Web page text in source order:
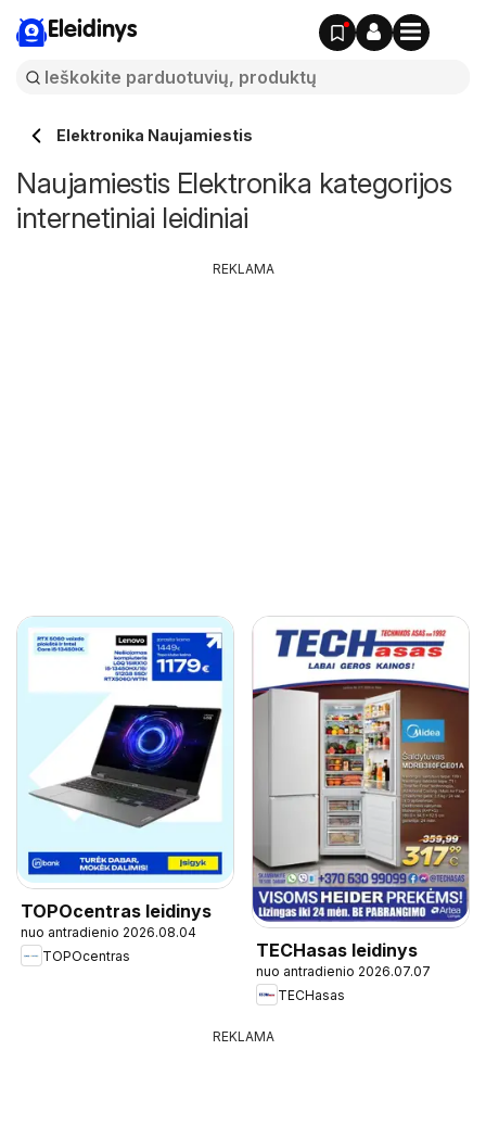
Eleidinys
Elektronika Naujamiestis
Naujamiestis Elektronika kategorijos
internetiniai leidiniai
TOPOcentras leidinys
nuo antradienio 2026.08.04
TOPOcentras
TECHasas leidinys
nuo antradienio 2026.07.07
TECHasas
REKLAMA
REKLAMA